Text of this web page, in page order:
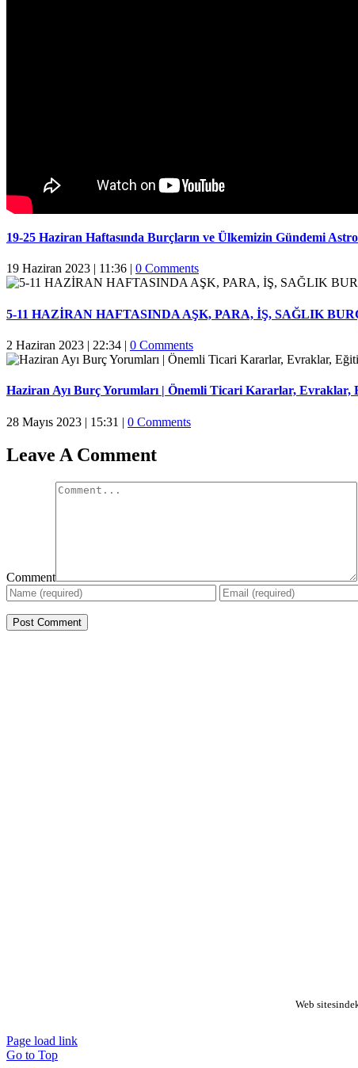
19-25 Haziran Haftasında Burçların ve Ülkemizin Gündemi
19 Haziran 2023 | 11:36 | 0 Comments
5-11 HAZİRAN HAFTASINDA AŞK, PARA, İŞ, SAĞLIK
2 Haziran 2023 | 22:34 | 0 Comments
Haziran Ayı Burç Yorumları | Önemli Ticari Kararlar, Evraklar,
28 Mayıs 2023 | 15:31 | 0 Comments
Leave A Comment
Comment
Web
Page load link
Go to Top